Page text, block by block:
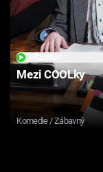
Mezi COOLky
Komedie / Zábavný